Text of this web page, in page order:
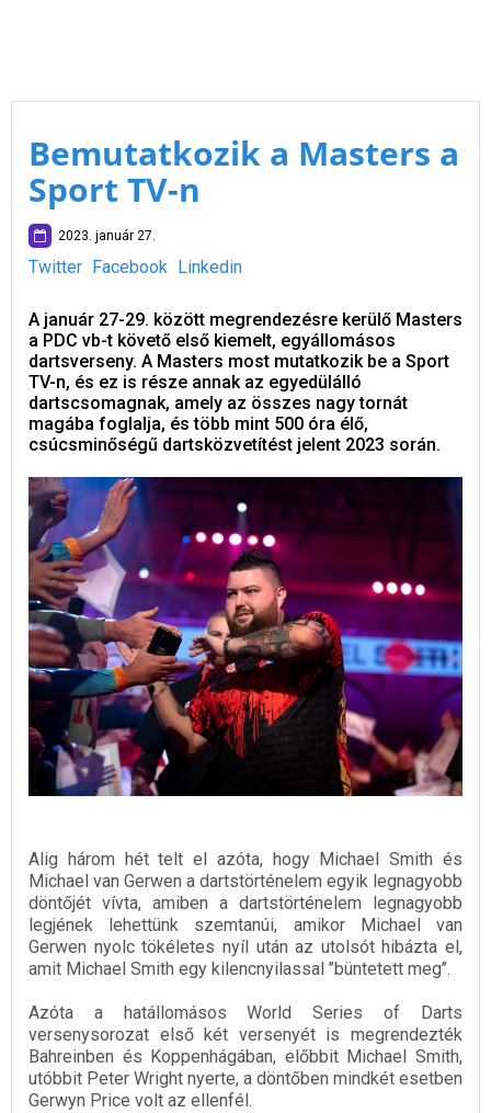
Bemutatkozik a Masters a
Sport TV-n
2023. január 27.
Twitter Facebook Linkedin
A január 27-29. között megrendezésre kerülő Masters
a PDC vb-t követő első kiemelt, egyállomásos
dartsverseny. A Masters most mutatkozik be a Sport
TV-n, és ez is része annak az egyedülálló
dartscsomagnak, amely az összes nagy tornát
magába foglalja, és több mint 500 óra élő,
csúcsminőségű dartsközvetítést jelent 2023 során.
Alig három hét telt el azóta, hogy Michael Smith és
Michael van Gerwen a dartstörténelem egyik legnagyobb
döntőjét vívta, amiben a dartstörténelem legnagyobb
legjének lehettünk szemtanúi, amikor Michael van
Gerwen nyolc tökéletes nyíl után az utolsót hibázta el,
amit Michael Smith egy kilencnyilassal ’’büntetett meg’’.
Azóta a hatállomásos World Series of Darts
versenysorozat első két versenyét is megrendezték
Bahreinben és Koppenhágában, előbbit Michael Smith,
utóbbit Peter Wright nyerte, a döntőben mindkét esetben
Gerwyn Price volt az ellenfél.